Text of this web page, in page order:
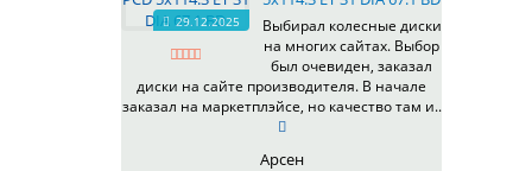
336
337
401
66,6
67,1
70,1
HS
MG
MGM
OrD
29.12.2025
Выбирал колесные диски
на многих сайтах. Выбор
был очевиден, заказал
диски на сайте производителя. В начале
заказал на маркетплэйсе, но качество там и..
Арсен